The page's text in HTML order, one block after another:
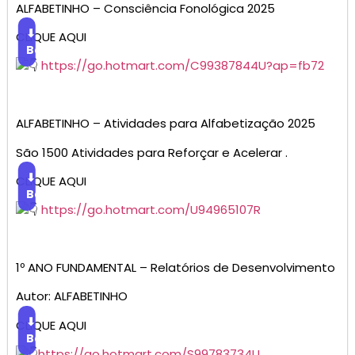
ALFABETINHO – Consciência Fonológica 2025
CLIQUE AQUI
⬇
Baixar
https://go.hotmart.com/C99387844U?ap=fb72
ALFABETINHO – Atividades para Alfabetização 2025
São 1500 Atividades para Reforçar e Acelerar .
CLIQUE AQUI
⬇
Baixar
https://go.hotmart.com/U94965107R
1º ANO FUNDAMENTAL – Relatórios de Desenvolvimento
Autor: ALFABETINHO
CLIQUE AQUI
⬇
Baixar